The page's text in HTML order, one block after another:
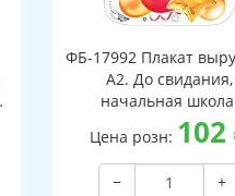
ФБ-17992 Плакат
А2. До свидания,
начальная
(двухсторонний, ВД-
Цена розн: 102
−
+